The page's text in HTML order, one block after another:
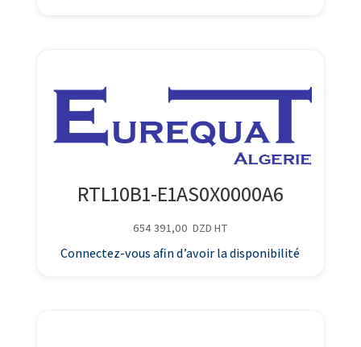
RTL10B1-E1AS0X0000A6
654 391,00 DZD HT
Connectez-vous afin d’avoir la disponibilité